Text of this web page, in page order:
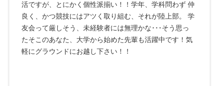
活ですが、とにかく個性派揃い！！学年、学科問わず 仲
良く、かつ競技にはアツく取り組む、それが陸上部。 学
友会って厳しそう、未経験者には無理かな･･･そう思っ
たそこのあなた、大学から始めた先輩も活躍中です！気
軽にグラウンドにお越し下さい！！